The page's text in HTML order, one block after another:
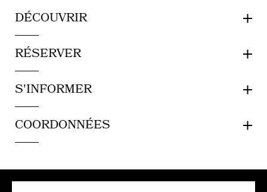
DÉCOUVRIR
RÉSERVER
S'INFORMER
COORDONNÉES